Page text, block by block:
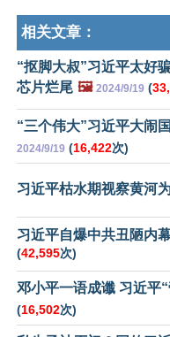
相关文章：
“抠脚大叔”习近平太好
芯片烂尾 🖼️ 2024/9/19 (
“三个伟大”习近平大闹
2024/9/19 (16,422次)
习近平枯水期视察黄河
习近平自爆中共丑陋内
(42,595次)
邓小平一语成谶 习近平
(16,502次)